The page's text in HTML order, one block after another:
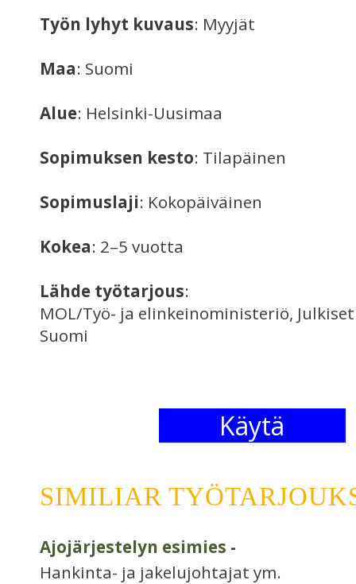
Työn lyhyt kuvaus: Myyjät
Maa: Suomi
Alue: Helsinki-Uusimaa
Sopimuksen kesto: Tilapäinen
Sopimuslaji: Kokopäiväinen
Kokea: 2–5 vuotta
Lähde työtarjous:
MOL/Työ- ja elinkeinoministeriö,
Suomi
Käytä
SIMILIAR
Ajojärjestelyn esimies -
Hankinta- ja jakelujohtajat ym.